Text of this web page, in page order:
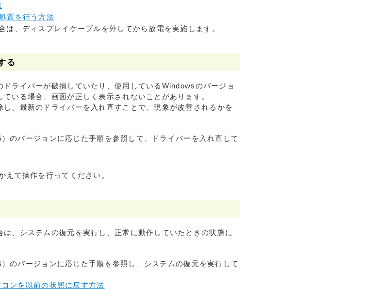
置を行う方法
、ディスプレイケーブルを外してから放電を実施します。
る
ライバーが破損していたり、使用しているWindowsのバージョ
いる場合、画面が正しく表示されないことがあります。
、最新のドライバーを入れ直すことで、現象が改善されるかを
のバージョンに応じた手順を参照して、ドライバーを入れ直して
て操作を行ってください。
、システムの復元を実行し、正常に動作していたときの状態に
のバージョンに応じた手順を参照し、システムの復元を実行して
ンを以前の状態に戻す方法